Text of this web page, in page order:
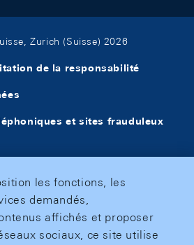
Zurich (Suisse) 2026
de la responsabilité
et sites frauduleux
les fonctions, les
demandés,
affichés et proposer
sociaux, ce site utilise